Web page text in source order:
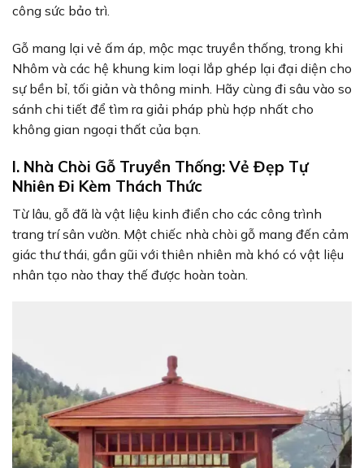
công sức bảo trì.
Gỗ mang lại vẻ ấm áp, mộc mạc truyền thống, trong khi
Nhôm và các hệ khung kim loại lắp ghép lại đại diện cho
sự bền bỉ, tối giản và thông minh. Hãy cùng đi sâu vào so
sánh chi tiết để tìm ra giải pháp phù hợp nhất cho
không gian ngoại thất của bạn.
I. Nhà Chòi Gỗ Truyền Thống: Vẻ Đẹp Tự
Nhiên Đi Kèm Thách Thức
Từ lâu, gỗ đã là vật liệu kinh điển cho các công trình
trang trí sân vườn. Một chiếc nhà chòi gỗ mang đến cảm
giác thư thái, gần gũi với thiên nhiên mà khó có vật liệu
nhân tạo nào thay thế được hoàn toàn.